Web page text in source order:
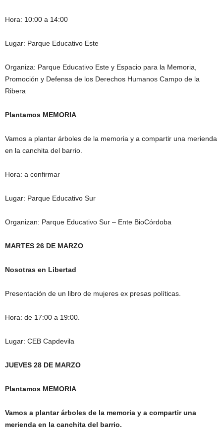
Hora: 10:00 a 14:00
Lugar: Parque Educativo Este
Organiza: Parque Educativo Este y Espacio para la Memoria,
Promoción y Defensa de los Derechos Humanos Campo de la
Ribera
Plantamos MEMORIA
Vamos a plantar árboles de la memoria y a compartir una merienda
en la canchita del barrio.
Hora: a confirmar
Lugar: Parque Educativo Sur
Organizan: Parque Educativo Sur – Ente BioCórdoba
MARTES 26 DE MARZO
Nosotras en Libertad
Presentación de un libro de mujeres ex presas políticas.
Hora: de 17:00 a 19:00.
Lugar: CEB Capdevila
JUEVES 28 DE MARZO
Plantamos MEMORIA
Vamos a plantar árboles de la memoria y a compartir una
merienda en la canchita del barrio.